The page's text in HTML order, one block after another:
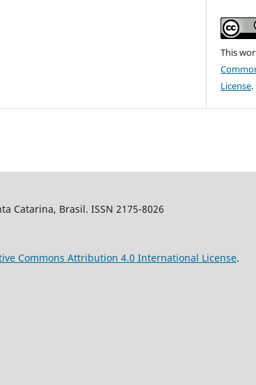
This
License.
Catarina, Brasil. ISSN 2175-8026
Commons Attribution 4.0 International License.